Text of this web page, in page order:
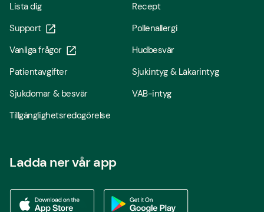
Lista dig
Support
Vanliga frågor
Patientavgifter
Sjukdomar & besvär
Tillgänglighetsredogörelse
Recept
Pollenallergi
Hudbesvär
Sjukintyg & Läkarintyg
VAB-intyg
Ladda ner vår app